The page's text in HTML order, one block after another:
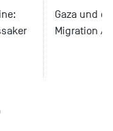
Gaza und
Migration /